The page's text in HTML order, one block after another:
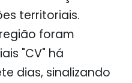
territoriais.
foram
"CV" há
dias, sinalizando